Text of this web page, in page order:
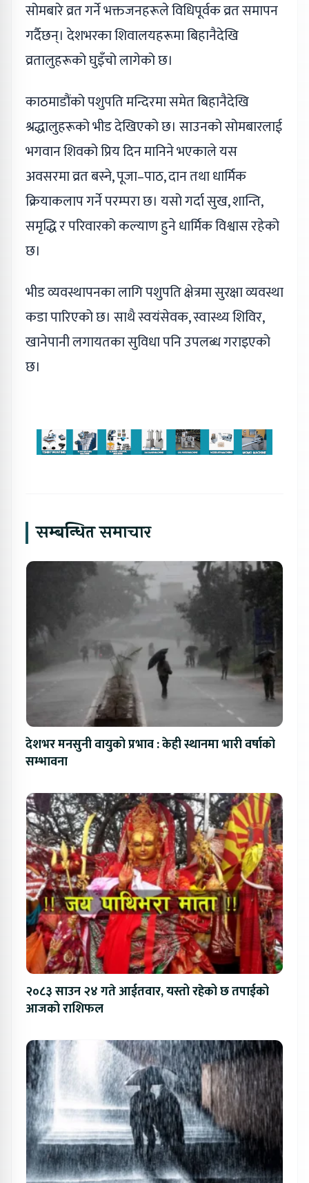
सोमबारे व्रत गर्ने भक्तजनहरूले विधिपूर्वक व्रत समापन
गर्दैछन्। देशभरका शिवालयहरूमा बिहानैदेखि
व्रतालुहरूको घुइँचो लागेको छ।
काठमाडौंको पशुपति मन्दिरमा समेत बिहानैदेखि
श्रद्धालुहरूको भीड देखिएको छ। साउनको सोमबारलाई
भगवान शिवको प्रिय दिन मानिने भएकाले यस
अवसरमा व्रत बस्ने, पूजा–पाठ, दान तथा धार्मिक
क्रियाकलाप गर्ने परम्परा छ। यसो गर्दा सुख, शान्ति,
समृद्धि र परिवारको कल्याण हुने धार्मिक विश्वास रहेको
छ।
भीड व्यवस्थापनका लागि पशुपति क्षेत्रमा सुरक्षा व्यवस्था
कडा पारिएको छ। साथै स्वयंसेवक, स्वास्थ्य शिविर,
खानेपानी लगायतका सुविधा पनि उपलब्ध गराइएको
छ।
सम्बन्धित समाचार
देशभर मनसुनी वायुको प्रभाव : केही स्थानमा भारी वर्षाको
सम्भावना
२०८३ साउन २४ गते आईतवार, यस्तो रहेको छ तपाईको
आजको राशिफल